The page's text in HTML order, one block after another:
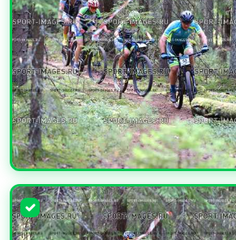
УВЕЛИЧИТЬ